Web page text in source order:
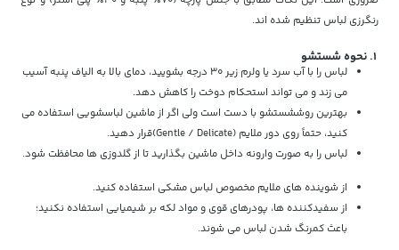
رنگرزی لباس تنظیم شده اند.
لباس را با آب سرد یا ولرم زیر 30 درجه بشویید، دمای بالا به الیاف پنبه آسیب
می زند و می تواند استحکام دوخت را کاهش دهد.
بهترین روششستشو با دست است ولی اگر از ماشین لباسشویی استفاده می
کنید، حتماً روی دور ملایم (Gentle / Delicate)قرار دهید.
لباس را به صورت وارونه داخل ماشین بگذارید تا از گلدوزی ها محافظت شود.
از شوینده های ملایم مخصوص لباس مشکی استفاده کنید.
از سفیدکننده ها، پودرهای قوی و مواد لکه بر شیمیایی استفاده نکنید؛
باعث کمرنگ شدن لباس می شوند.